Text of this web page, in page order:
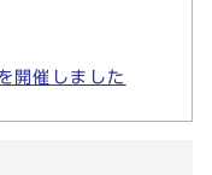
開催しました